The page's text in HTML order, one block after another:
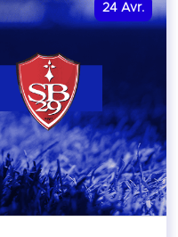
24 Avr.